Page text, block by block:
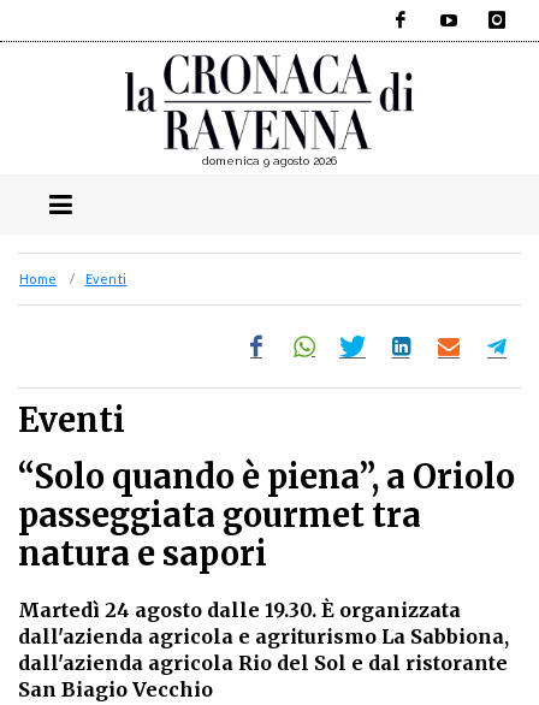
domenica 9 agosto 2026
Home Eventi
Eventi
“Solo quando è piena”, a Oriolo
passeggiata gourmet tra
natura e sapori
Martedì 24 agosto dalle 19.30. È organizzata
dall'azienda agricola e agriturismo La Sabbiona,
dall'azienda agricola Rio del Sol e dal ristorante
San Biagio Vecchio